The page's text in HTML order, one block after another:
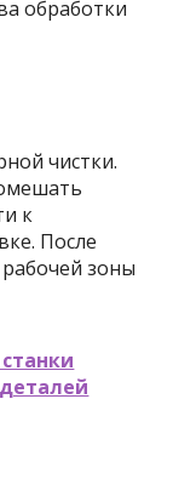
обработки
чистки.
к
После
зоны